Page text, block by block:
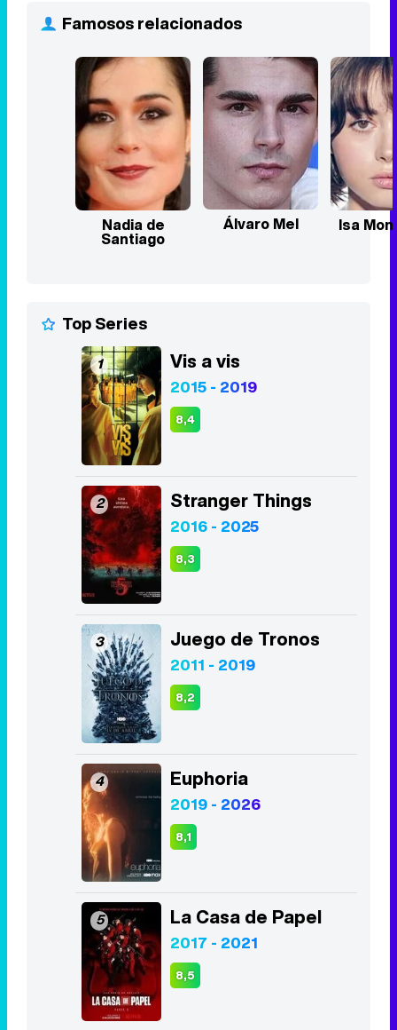
Famosos relacionados
Nadia de
Santiago
Álvaro Mel Isa
Top Series
1 Vis a vis
2015 - 2019
8,4
2 Stranger Things
2016 - 2025
8,3
3 Juego de Tronos
2011 - 2019
8,2
4 Euphoria
2019 - 2026
8,1
5 La Casa de Papel
2017 - 2021
8,5